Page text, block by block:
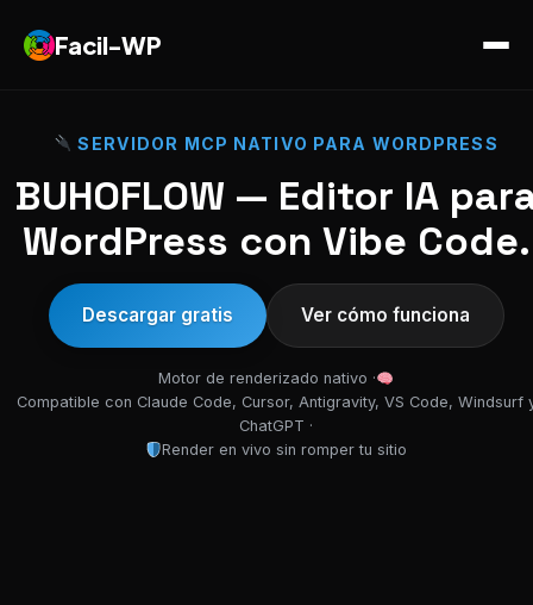
Facil-WP
SERVIDOR MCP NATIVO PARA WORDPRESS
BUHOFLOW — Editor IA
WordPress con Vibe Code.
Descargar gratis Ver cómo funciona
Motor de renderizado nativo ·
Compatible con Claude Code, Cursor, Antigravity, VS Code, Windsurf
ChatGPT ·
Render en vivo sin romper tu sitio